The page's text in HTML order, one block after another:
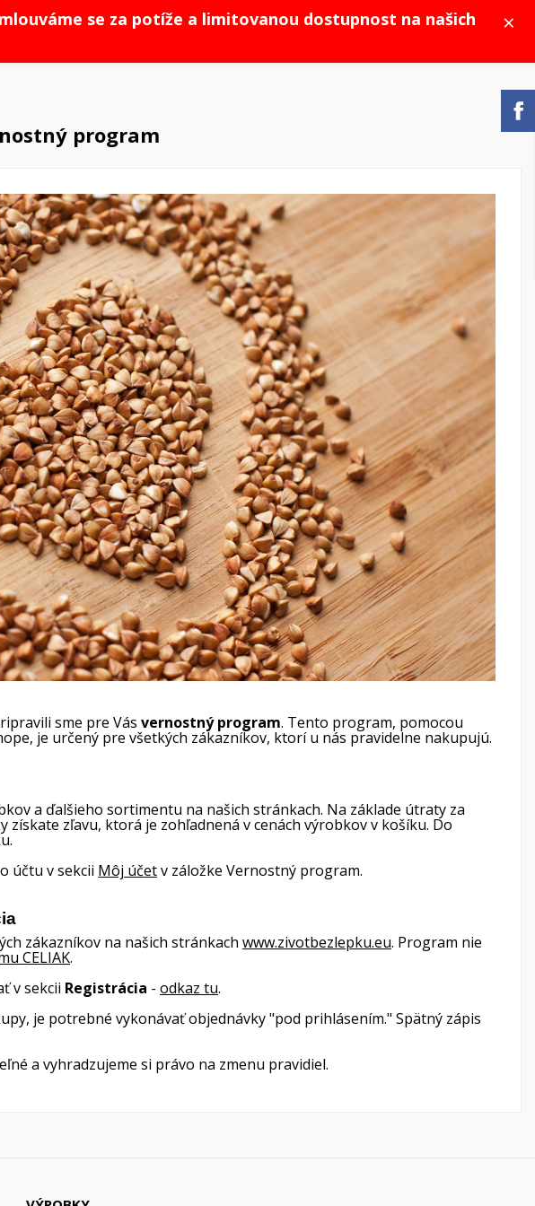
×
se za potíže a limitovanou dostupnost na našich
program
sme pre Vás vernostný program. Tento program, pomocou
je určený pre všetkých zákazníkov, ktorí u nás pravidelne nakupujú.
a ďalšieho sortimentu na našich stránkach. Na základe útraty za
získate zľavu, ktorá je zohľadnená v cenách výrobkov v košíku. Do
účtu v sekcii Môj účetv záložke Vernostný program.
zákazníkov na našich stránkach www.zivotbezlepku.eu. Program nie
CELIAK.
v sekcii Registrácia - odkaz tu.
je potrebné vykonávať objednávky "pod prihlásením." Spätný zápis
a vyhradzujeme si právo na zmenu pravidiel.
×
((modalDeleteText))
×